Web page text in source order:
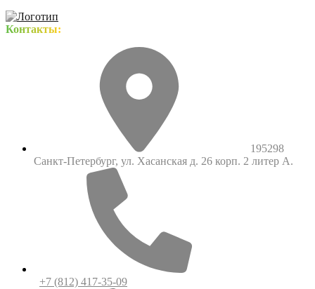
Контакты:
195298
Санкт-Петербург, ул. Хасанская д. 26 корп. 2 литер А.
+7 (812) 417-35-09